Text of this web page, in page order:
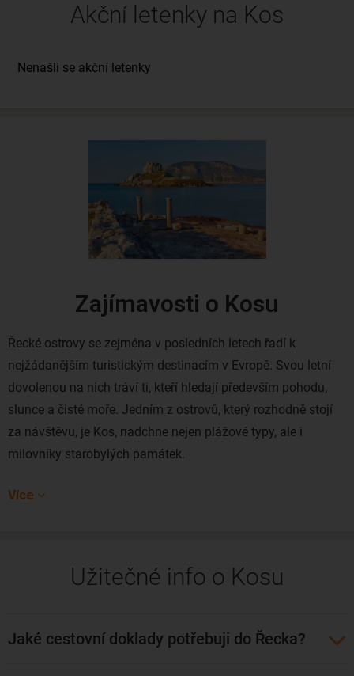
Akční letenky na Kos
Zajímavosti o Kosu
Řecké ostrovy se zejména v posledních letech řadí k
nejžádanějším turistickým destinacím v Evropě. Svou letní
dovolenou na nich tráví ti, kteří hledají především pohodu,
slunce a čisté moře. Jedním z ostrovů, který rozhodně stojí
za návštěvu, je Kos, nadchne nejen plážové typy, ale i
milovníky starobylých památek.
dělat. Každoroční, houfy turistů mluví každý rok o opaku.
britskou angličtinu, holandštinu a němčinu.
Více
Užitečné info o Kosu
Jaké cestovní doklady potřebuji do Řecka?